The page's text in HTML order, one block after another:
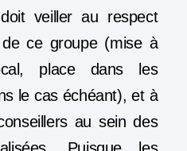
veiller au respect
ce groupe (mise à
place dans les
le cas échéant), et à
au sein des